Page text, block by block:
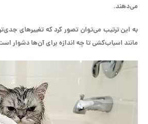
می‌دهند.
به این ترتیب می‌توان تصور کرد که تغییر‌های
مانند اسباب‌کشی تا چه اندازه برای آن‌ها دشوار